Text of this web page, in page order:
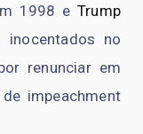
1998 e Trump
no
renunciar em
impeachment